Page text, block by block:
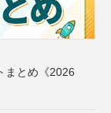
まとめ《2026